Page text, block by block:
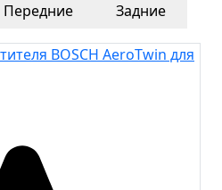
Передние Задние